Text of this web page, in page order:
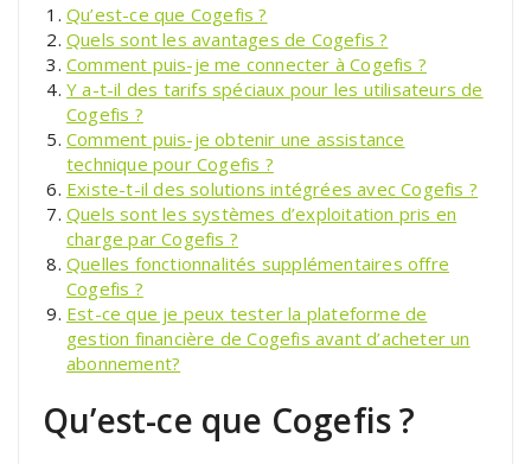
Qu’est-ce que Cogefis ?
Quels sont les avantages de Cogefis ?
Comment puis-je me connecter à Cogefis ?
Y a-t-il des tarifs spéciaux pour les utilisateurs de
Cogefis ?
Comment puis-je obtenir une assistance
technique pour Cogefis ?
Existe-t-il des solutions intégrées avec Cogefis ?
Quels sont les systèmes d’exploitation pris en
charge par Cogefis ?
Quelles fonctionnalités supplémentaires offre
Cogefis ?
Est-ce que je peux tester la plateforme de
gestion financière de Cogefis avant d’acheter un
abonnement?
Qu’est-ce que Cogefis ?